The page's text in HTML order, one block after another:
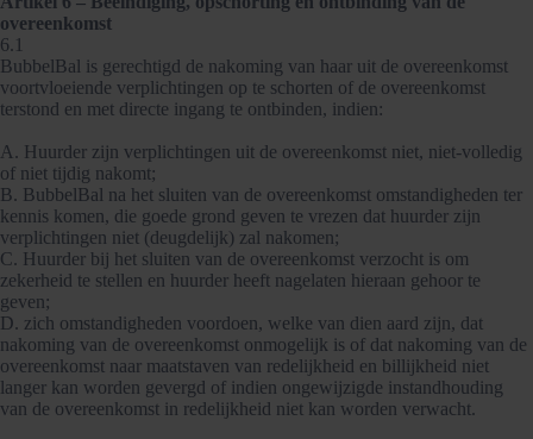
overeenkomst
6.1
BubbelBal is gerechtigd de nakoming van haar uit de overeenkomst
voortvloeiende verplichtingen op te schorten of de overeenkomst
terstond en met directe ingang te ontbinden, indien:
A. Huurder zijn verplichtingen uit de overeenkomst niet, niet-volledig
of niet tijdig nakomt;
B. BubbelBal na het sluiten van de overeenkomst omstandigheden ter
kennis komen, die goede grond geven te vrezen dat huurder zijn
verplichtingen niet (deugdelijk) zal nakomen;
C. Huurder bij het sluiten van de overeenkomst verzocht is om
zekerheid te stellen en huurder heeft nagelaten hieraan gehoor te
geven;
D. zich omstandigheden voordoen, welke van dien aard zijn, dat
nakoming van de overeenkomst onmogelijk is of dat nakoming van de
overeenkomst naar maatstaven van redelijkheid en billijkheid niet
langer kan worden gevergd of indien ongewijzigde instandhouding
van de overeenkomst in redelijkheid niet kan worden verwacht.